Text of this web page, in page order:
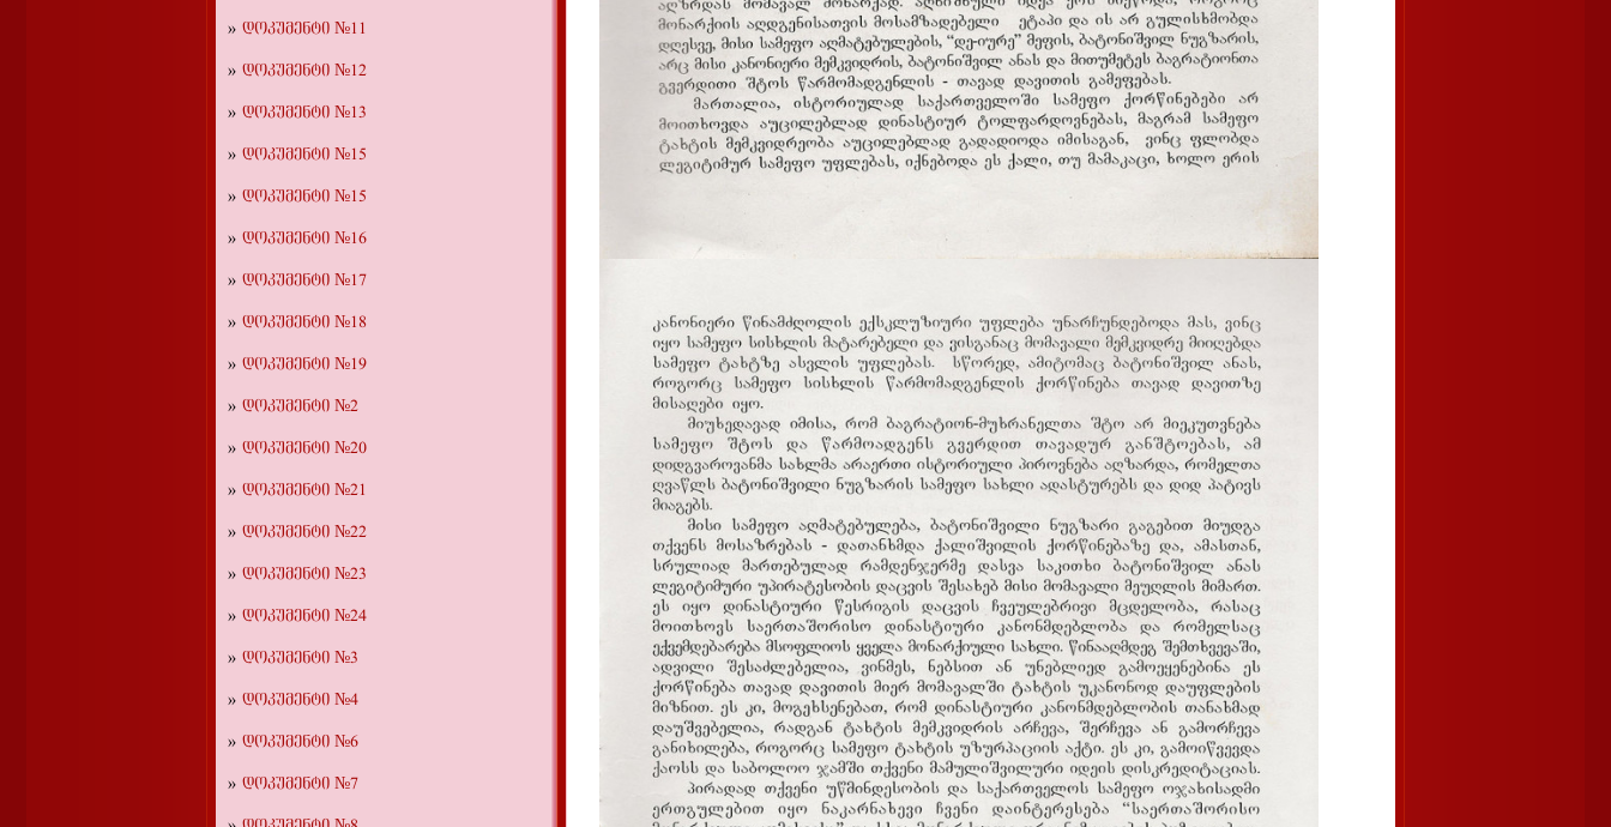
დოკუმენტი №11
დოკუმენტი №12
დოკუმენტი №13
დოკუმენტი №15
დოკუმენტი №15
დოკუმენტი №16
დოკუმენტი №17
დოკუმენტი №18
დოკუმენტი №19
დოკუმენტი №2
დოკუმენტი №20
დოკუმენტი №21
დოკუმენტი №22
დოკუმენტი №23
დოკუმენტი №24
დოკუმენტი №3
დოკუმენტი №4
დოკუმენტი №6
დოკუმენტი №7